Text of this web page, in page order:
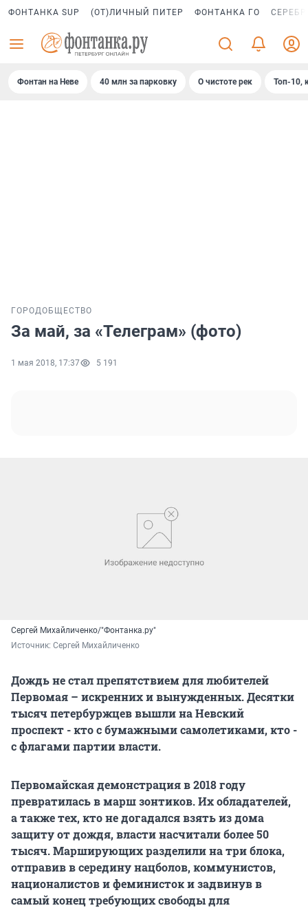
ФОНТАНКА SUP (ОТ)ЛИЧНЫЙ ПИТЕР ФОНТАНКА ГО
Фонтан на Неве 40 млн за парковку О чистоте рек Топ-10,
ГОРОДОБЩЕСТВО
За май, за «Телеграм» (фото)
1 мая 2018, 17:37 5 191
Сергей Михайличенко/"Фонтанка.ру"
Источник: Сергей Михайличенко
Дождь не стал препятствием для любителей
Первомая – искренних и вынужденных. Десятки
тысяч петербуржцев вышли на Невский
проспект - кто с бумажными самолетиками, кто -
с флагами партии власти.
Первомайская демонстрация в 2018 году
превратилась в марш зонтиков. Их обладателей,
а также тех, кто не догадался взять из дома
защиту от дождя, власти насчитали более 50
тысяч. Марширующих разделили на три блока,
отправив в середину нацболов, коммунистов,
националистов и феминисток и задвинув в
самый конец требующих свободы для